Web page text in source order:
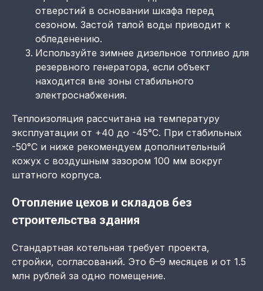
отверстий в основании шкафа перед
сезоном. Застой талой воды приводит к
обледенению.
Используйте зимнее дизельное топливо для
резервного генератора, если объект
находится вне зоны стабильного
электроснабжения.
Теплоизоляция рассчитана на температуру
эксплуатации от +40 до -45°C. При стабильных
-50°C и ниже рекомендуем дополнительный
кожух с воздушным зазором 100 мм вокруг
штатного корпуса.
Отопление цехов и складов без
строительства здания
Стандартная котельная требует проекта,
стройки, согласований. Это 6–9 месяцев и от 1.5
млн рублей за одно помещение.